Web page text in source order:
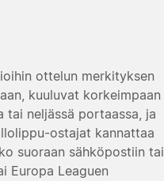
ottelun merkityksen
kuuluvat korkeimpaan
tai neljässä portaassa, ja
ostajat kannattaa
suoraan sähköpostiin tai
Europa Leaguen